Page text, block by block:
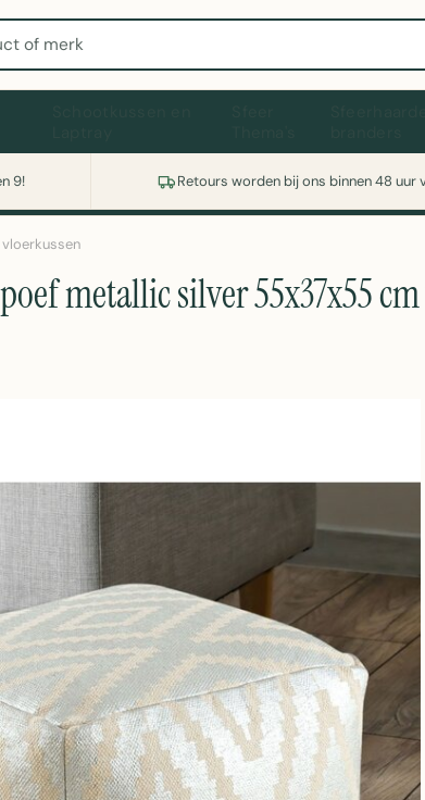
9! Retours worden bij ons binnen 48 uur
Wasmachine of koelkast nodig? Vergelijk alle prijzen
metallic silver 55x37x55